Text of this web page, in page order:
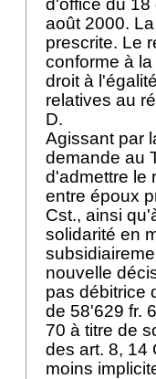
d'office du 18
août 2000.
prescrite. Le
conforme à
droit à
relatives au
D.
Agissant par
demande au
d'admettre le
entre époux
Cst., ainsi
solidarité en
nouvelle
pas débitrice
de 58'629 fr.
70 à titre de
des art. 8, 14
moins